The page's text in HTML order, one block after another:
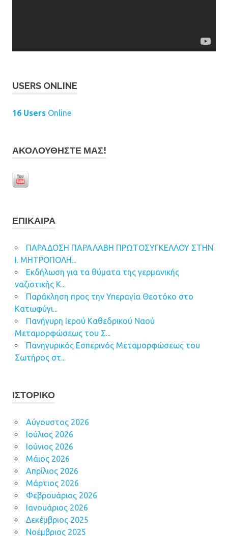
USERS ONLINE
16 Users Online
ΑΚΟΛΟΥΘΉΣΤΕ ΜΑΣ!
ΕΠΊΚΑΙΡΑ
ΠΑΡΑΔΟΣΗ ΠΑΡΑΛΑΒΗ ΠΡΩΤΟΣΥΓΚΕΛΛΟΥ ΣΤΗΝ
Ι. ΜΗΤΡΟΠΟΛΗ...
Εκδήλωση για τα θύματα της γερμανικής
ναζιστικής Κ...
Παράκληση προς την Υπεραγία Θεοτόκο στο
Κατωφύγι...
Πανήγυρη Ιερού Καθεδρικού Ναού
Μεταμορφώσεως του Σ...
Πανηγυρικός Εσπερινός Μεταμορφώσεως του
Σωτήρος στ...
ΙΣΤΟΡΙΚΌ
Αύγουστος 2026
Ιούλιος 2026
Ιούνιος 2026
Μάιος 2026
Απρίλιος 2026
Μάρτιος 2026
Φεβρουάριος 2026
Ιανουάριος 2026
Δεκέμβριος 2025
Νοέμβριος 2025